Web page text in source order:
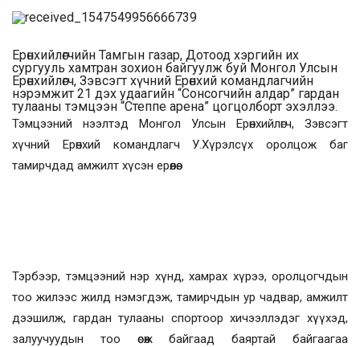
Ерөнхийлөгчийн Тамгын газар, Дотоод хэргийн их
сургууль хамтран зохион байгуулж буй Монгол Улсын
Ерөнхийлөгч, Зэвсэгт хүчний Ерөнхий командлагчийн
нэрэмжит 21 дэх удаагийн “Сонсогчийн алдар” гардан
тулааны тэмцээн “Степпе арена” цогцолборт эхэллээ.
Тэмцээний нээлтэд Монгол Улсын Ерөнхийлөгч, Зэвсэгт
хүчний Ерөнхий командлагч У.Хүрэлсүх оролцож баг
тамирчдад амжилт хүсэн ерөөлөө.
Тэрбээр, тэмцээний нэр хүнд, хамрах хүрээ, оролцогчдын
тоо жилээс жилд нэмэгдэж, тамирчдын ур чадвар, амжилт
дээшилж, гардан тулааны спортоор хичээллэдэг хүүхэд,
залуучуудын тоо өсөж байгаад баяртай байгаагаа